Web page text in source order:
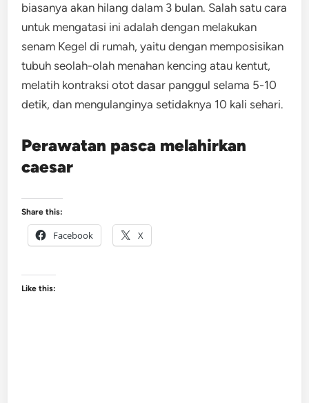
biasanya akan hilang dalam 3 bulan. Salah satu cara
untuk mengatasi ini adalah dengan melakukan
senam Kegel di rumah, yaitu dengan memposisikan
tubuh seolah-olah menahan kencing atau kentut,
melatih kontraksi otot dasar panggul selama 5-10
detik, dan mengulanginya setidaknya 10 kali sehari.
Perawatan pasca melahirkan
caesar
Share this:
Facebook X
Like this: